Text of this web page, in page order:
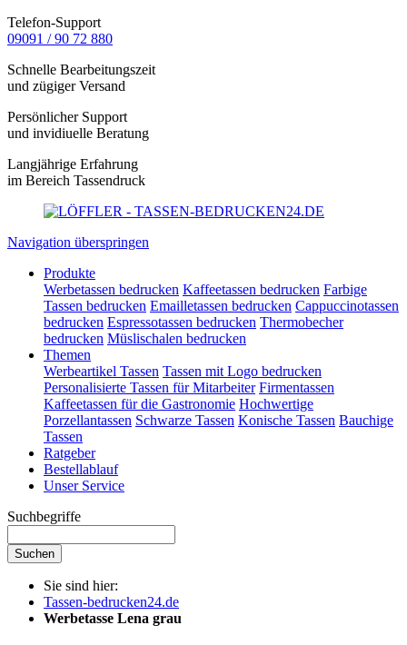
Telefon-Support
09091 / 90 72 880
Schnelle Bearbeitungszeit
und zügiger Versand
Persönlicher Support
und invidiuelle Beratung
Langjährige Erfahrung
im Bereich Tassendruck
Navigation überspringen
Produkte
Werbetassen bedrucken Kaffeetassen bedrucken Farbige
Tassen bedrucken Emailletassen bedrucken Cappuccinotassen
bedrucken Espressotassen bedrucken Thermobecher
bedrucken Müslischalen bedrucken
Themen
Werbeartikel Tassen Tassen mit Logo bedrucken
Personalisierte Tassen für Mitarbeiter Firmentassen
Kaffeetassen für die Gastronomie Hochwertige
Porzellantassen Schwarze Tassen Konische Tassen Bauchige
Tassen
Ratgeber
Bestellablauf
Unser Service
Suchbegriffe
Suchen
Sie sind hier:
Tassen-bedrucken24.de
Werbetasse Lena grau